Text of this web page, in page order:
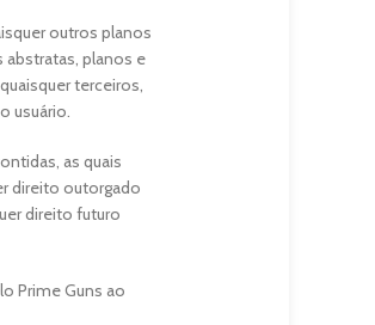
outros planos
planos e
terceiros,
usuário.
as quais
direito outorgado
direito futuro
Prime Guns ao